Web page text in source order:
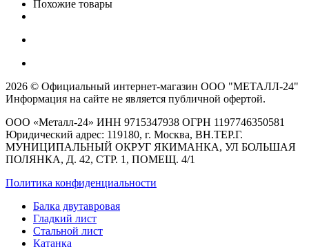
Похожие товары
2026 © Официальный интернет-магазин ООО "МЕТАЛЛ-24"
Информация на сайте не является публичной офертой.
ООО «Металл-24» ИНН 9715347938 ОГРН 1197746350581
Юридический адрес: 119180, г. Москва, ВН.ТЕР.Г.
МУНИЦИПАЛЬНЫЙ ОКРУГ ЯКИМАНКА, УЛ БОЛЬШАЯ
ПОЛЯНКА, Д. 42, СТР. 1, ПОМЕЩ. 4/1
Политика конфиденциальности
Балка двутавровая
Гладкий лист
Стальной лист
Катанка